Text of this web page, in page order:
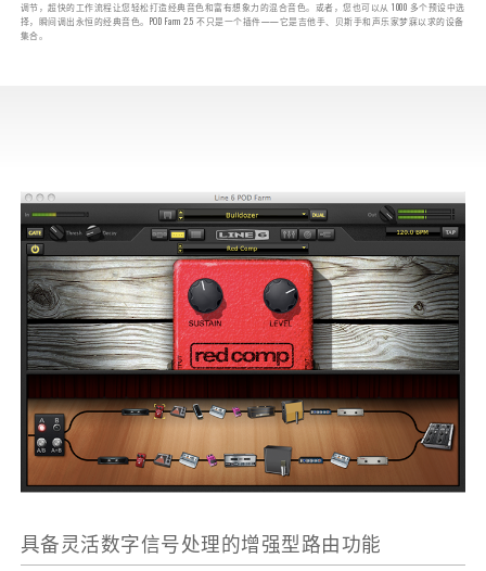
调节，超快的工作流程让您轻松打造经典音色和富有想象力的混合音色。或者，您也可以从 1000 多个预设中选
择，瞬间调出永恒的经典音色。POD Farm 2.5 不只是一个插件——它是吉他手、贝斯手和声乐家梦寐以求的设备
集合。
具备灵活数字信号处理的增强型路由功能